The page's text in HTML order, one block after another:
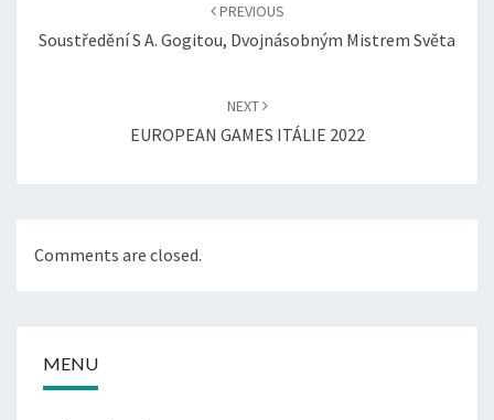
PREVIOUS
Soustředění S A. Gogitou, Dvojnásobným Mistrem Světa
NEXT
EUROPEAN GAMES ITÁLIE 2022
Comments are closed.
MENU